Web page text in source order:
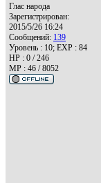
Глас народа
Зарегистрирован:
2015/5/26 16:24
Сообщений: 139
Уровень : 10; EXP : 84
HP : 0 / 246
MP : 46 / 8052